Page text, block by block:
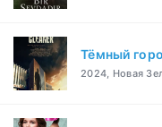
Тёмный
2024, Новая